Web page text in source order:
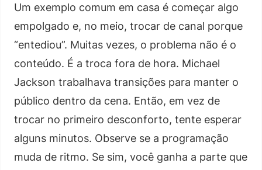
Um exemplo comum em casa é começar algo
empolgado e, no meio, trocar de canal porque
“entediou”. Muitas vezes, o problema não é o
conteúdo. É a troca fora de hora. Michael
Jackson trabalhava transições para manter o
público dentro da cena. Então, em vez de
trocar no primeiro desconforto, tente esperar
alguns minutos. Observe se a programação
muda de ritmo. Se sim, você ganha a parte que